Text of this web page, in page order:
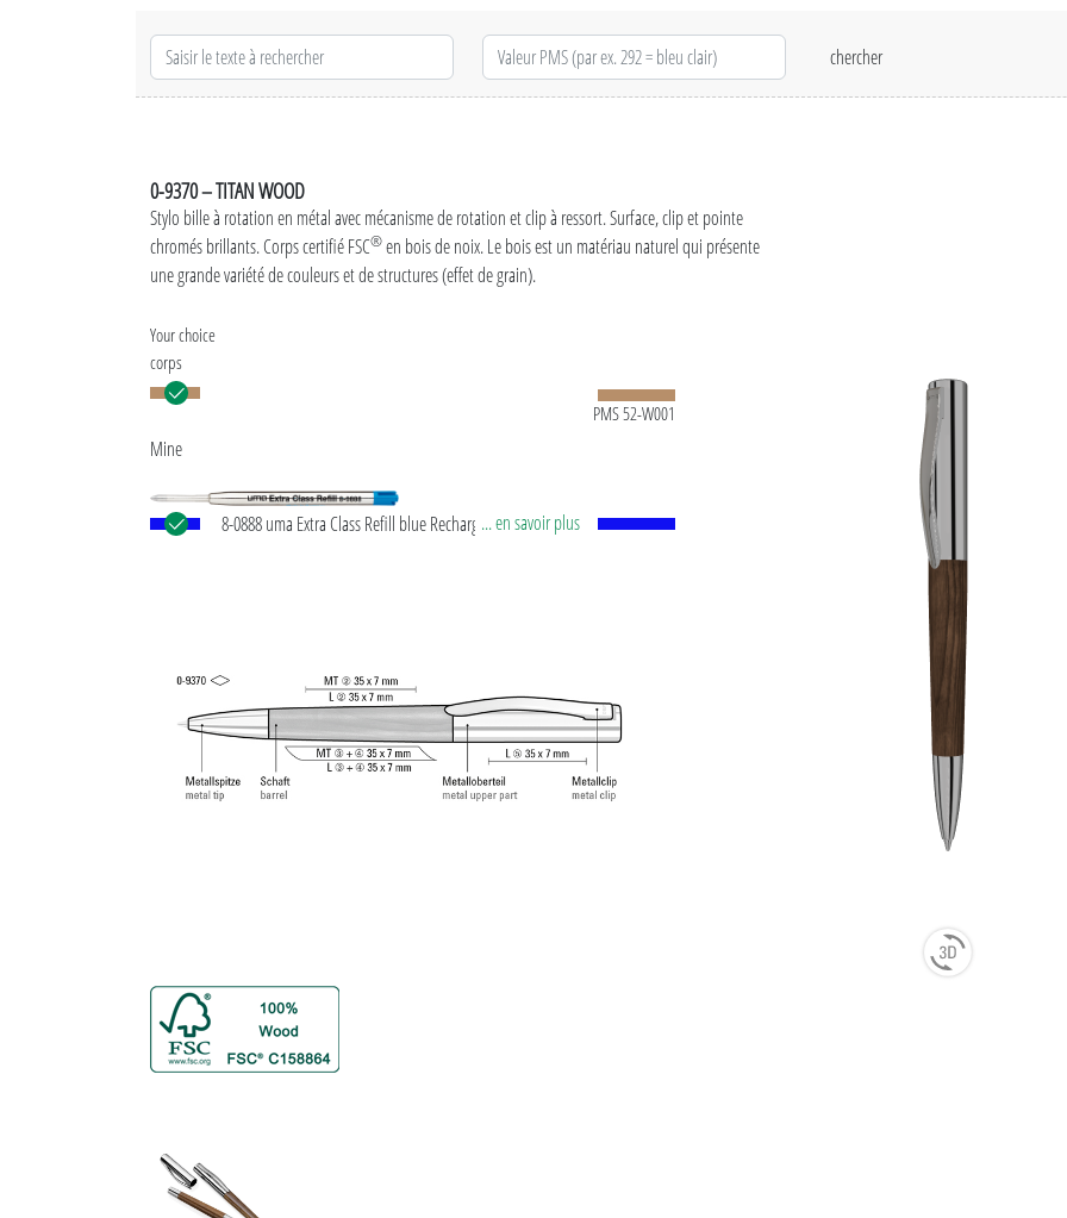
0-9370 – TITAN WOOD
Stylo bille à rotation en métal avec mécanisme de rotation et clip à ressort. Surface, clip et pointe
chromés brillants. Corps certifié FSC®en bois de noix. Le bois est un matériau naturel qui présente
une grande variété de couleurs et de structures (effet de grain).
Your choice
corps
PMS 52-W001
Mine
8-0888 uma Extra Class Refill blue Recharge géante... en savoir plus